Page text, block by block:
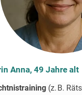
Anna, 49 Jahre alt
(z. B.